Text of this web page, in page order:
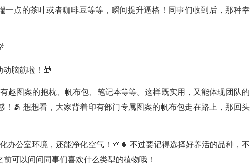
一点的茶叶或者咖啡豆等等，瞬间提升逼格！同事们收到后，那种幸
动脑筋啦！🎁
趣图案的抱枕、帆布包、笔记本等等。这样既实用，又能体现团队的
！🫂 想想看，大家背着印有部门专属图案的帆布包走在路上，那回头
办公室环境，还能净化空气！🌱🌵 不过要记得选择好养活的品种，不
可以问问同事们喜欢什么类型的植物哦！